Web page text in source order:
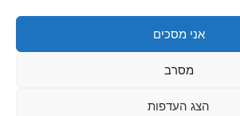
אני מסכים
מסרב
הצג העדפות